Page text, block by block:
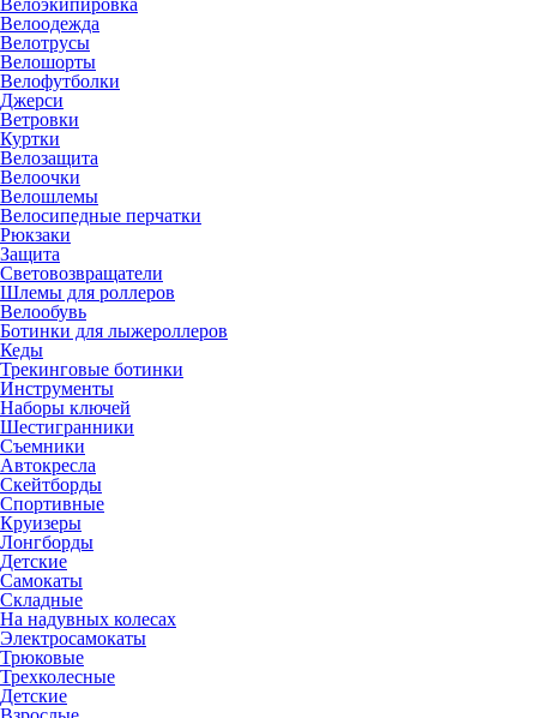
Велоэкипировка
Велоодежда
Велотрусы
Велошорты
Велофутболки
Джерси
Ветровки
Куртки
Велозащита
Велоочки
Велошлемы
Велосипедные перчатки
Рюкзаки
Защита
Световозвращатели
Шлемы для роллеров
Велообувь
Ботинки для лыжероллеров
Кеды
Трекинговые ботинки
Инструменты
Наборы ключей
Шестигранники
Съемники
Автокресла
Скейтборды
Спортивные
Круизеры
Лонгборды
Детские
Самокаты
Складные
На надувных колесах
Электросамокаты
Трюковые
Трехколесные
Детские